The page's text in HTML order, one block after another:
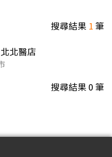
搜尋結果 1筆
北醫店
搜尋結果0筆